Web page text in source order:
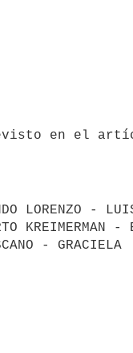
LORENZO -
KREIMERMAN -
- GRACIELA